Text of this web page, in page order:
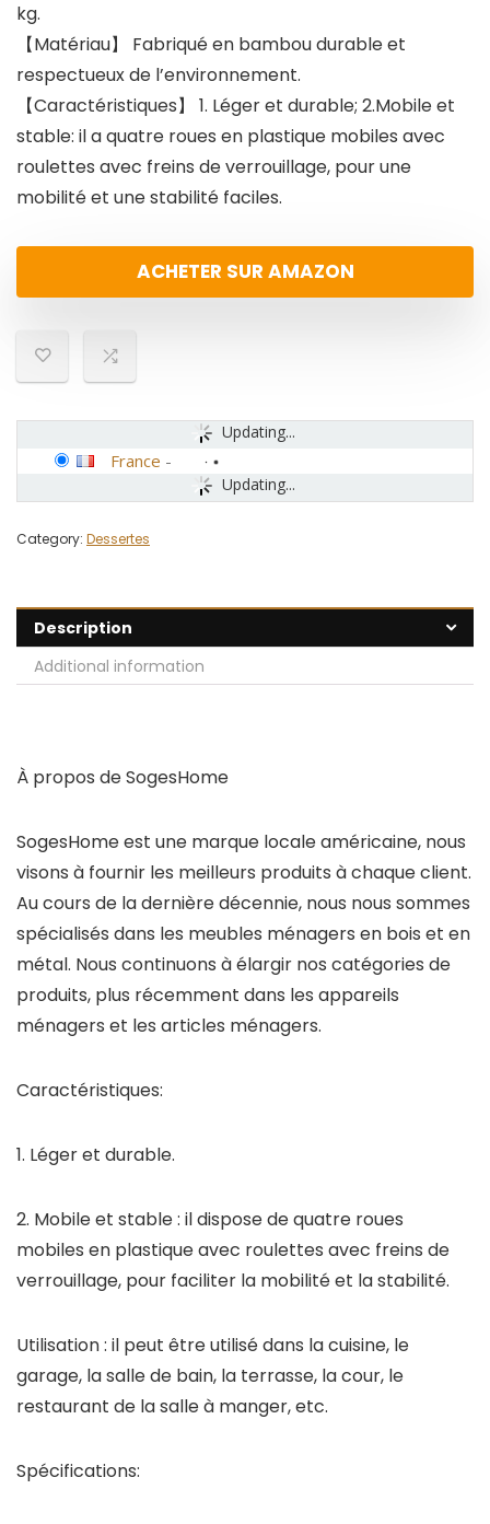
kg.
【Matériau】 Fabriqué en bambou durable et
respectueux de l’environnement.
【Caractéristiques】 1. Léger et durable; 2.Mobile et
stable: il a quatre roues en plastique mobiles avec
roulettes avec freins de verrouillage, pour une
mobilité et une stabilité faciles.
ACHETER SUR AMAZON
Updating...
Updating...
France -
Category: Dessertes
Description
Additional information
À propos de SogesHome
SogesHome est une marque locale américaine, nous
visons à fournir les meilleurs produits à chaque client.
Au cours de la dernière décennie, nous nous sommes
spécialisés dans les meubles ménagers en bois et en
métal. Nous continuons à élargir nos catégories de
produits, plus récemment dans les appareils
ménagers et les articles ménagers.
Caractéristiques:
1. Léger et durable.
2. Mobile et stable : il dispose de quatre roues
mobiles en plastique avec roulettes avec freins de
verrouillage, pour faciliter la mobilité et la stabilité.
Utilisation : il peut être utilisé dans la cuisine, le
garage, la salle de bain, la terrasse, la cour, le
restaurant de la salle à manger, etc.
Spécifications: